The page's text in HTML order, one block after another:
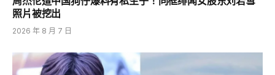
照片被挖出
2026 年 8 月 7 日